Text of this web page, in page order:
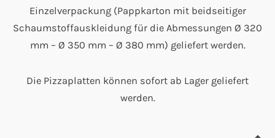
Einzelverpackung (Pappkarton mit beidseitiger
Schaumstoffauskleidung für die Abmessungen Ø 320
mm – Ø 350 mm – Ø 380 mm) geliefert werden.
Die Pizzaplatten können sofort ab Lager geliefert
werden.